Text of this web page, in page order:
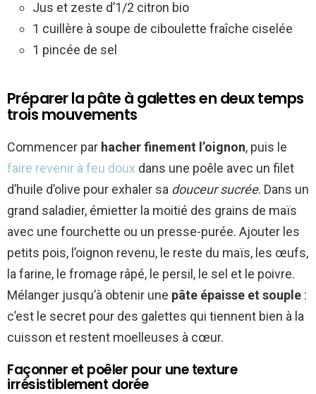
Jus et zeste d’1/2 citron bio
1 cuillère à soupe de ciboulette fraîche ciselée
1 pincée de sel
Préparer la pâte à galettes en deux temps
trois mouvements
Commencer par hacher finement l’oignon, puis le
faire revenir à feu doux dans une poêle avec un filet
d’huile d’olive pour exhaler sa douceur sucrée. Dans un
grand saladier, émietter la moitié des grains de maïs
avec une fourchette ou un presse-purée. Ajouter les
petits pois, l’oignon revenu, le reste du maïs, les œufs,
la farine, le fromage râpé, le persil, le sel et le poivre.
Mélanger jusqu’à obtenir une pâte épaisse et souple :
c’est le secret pour des galettes qui tiennent bien à la
cuisson et restent moelleuses à cœur.
Façonner et poêler pour une texture
irrésistiblement dorée